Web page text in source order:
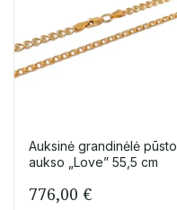
Auksinė grandinėlė pūsto
aukso „Love” 55,5 cm
776,00 €